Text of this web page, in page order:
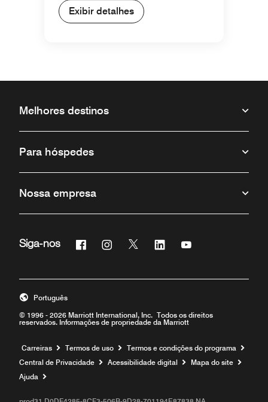
Exibir detalhes
Melhores destinos
Para hóspedes
Nossa empresa
Siga-nos FacebookInstagram
Twitter Linkedin
© 1996 - 2026 Marriott International, Inc. Todos os direitos
reservados. Informações de propriedade da Marriott
Português
Carreiras Termos de uso
Termos e condições do programa
Central de Privacidade
Acessibilidade digital
Mapa do site
Ajuda